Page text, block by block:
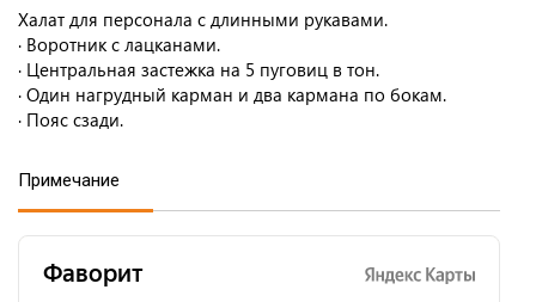
Халат для персонала с длинными рукавами.
· Воротник с лацканами.
· Центральная застежка на 5 пуговиц в тон.
· Один нагрудный карман и два кармана по бокам.
· Пояс сзади.
Примечание